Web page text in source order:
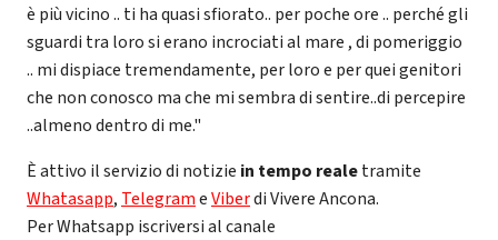
è più vicino .. ti ha quasi sfiorato.. per poche ore .. perché gli
sguardi tra loro si erano incrociati al mare , di pomeriggio
.. mi dispiace tremendamente, per loro e per quei genitori
che non conosco ma che mi sembra di sentire..di percepire
..almeno dentro di me."
È attivo il servizio di notizie in tempo realetramite
Whatasapp, TelegrameViberdi Vivere Ancona.
Per Whatsapp iscriversi al canale